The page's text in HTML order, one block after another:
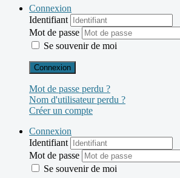
Connexion
Identifiant
Mot de passe
Se souvenir de moi
Connexion
Mot de passe perdu ?
Nom d'utilisateur perdu ?
Créer un compte
Connexion
Identifiant
Mot de passe
Se souvenir de moi